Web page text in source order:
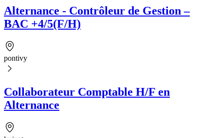
Alternance - Contrôleur de Gestion –
BAC +4/5(F/H)
pontivy
Collaborateur Comptable H/F en
Alternance